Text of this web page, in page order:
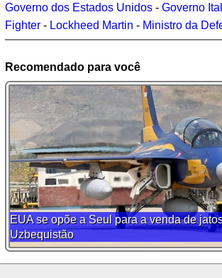
Governo dos Estados Unidos - Governo
Fighter - Lockheed Martin - Ministro da
Recomendado para você
EUA se opõe a Seul para a venda de
Uzbequistão